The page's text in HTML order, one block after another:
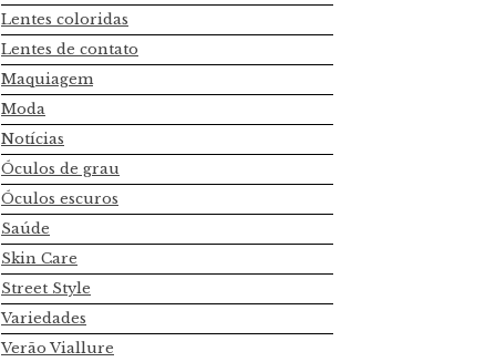
Lentes coloridas
Lentes de contato
Maquiagem
Moda
Notícias
Óculos de grau
Óculos escuros
Saúde
Skin Care
Street Style
Variedades
Verão Viallure